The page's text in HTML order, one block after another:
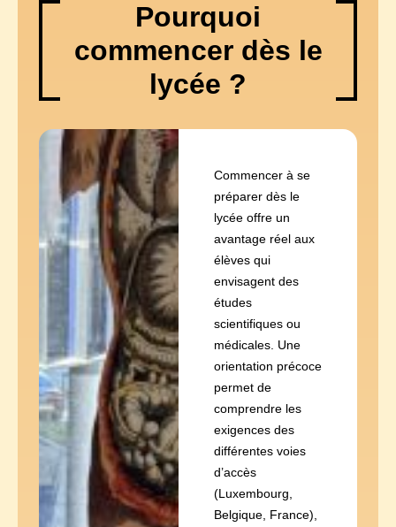
Pourquoi
commencer dès le
lycée ?
Commencer à se
préparer dès le
lycée offre un
avantage réel aux
élèves qui
envisagent des
études
scientifiques ou
médicales. Une
orientation précoce
permet de
comprendre les
exigences des
différentes voies
d’accès
(Luxembourg,
Belgique, France),